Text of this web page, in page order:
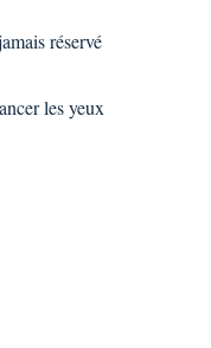
réservé
les yeux